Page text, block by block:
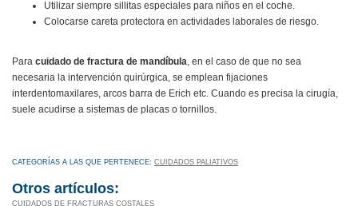
Utilizar siempre sillitas especiales para niños en el coche.
Colocarse careta protectora en actividades laborales de riesgo.
Para cuidado de fractura de mandíbula, en el caso de que no sea
necesaria la intervención quirúrgica, se emplean fijaciones
interdentomaxilares, arcos barra de Erich etc. Cuando es precisa la cirugía,
suele acudirse a sistemas de placas o tornillos.
CATEGORÍAS A LAS QUE PERTENECE: CUIDADOS PALIATIVOS
Otros artículos:
CUIDADOS DE FRACTURAS COSTALES